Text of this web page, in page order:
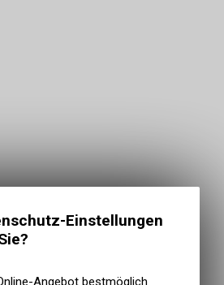
Einstellungen
Angebot bestmöglich